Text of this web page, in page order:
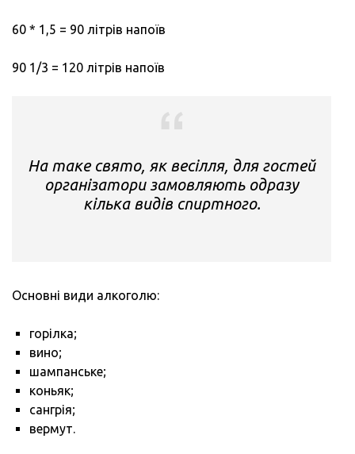
60 * 1,5 = 90 літрів напоїв
90 1/3 = 120 літрів напоїв
На таке свято, як весілля, для гостей
організатори замовляють одразу
кілька видів спиртного.
Основні види алкоголю:
горілка;
вино;
шампанське;
коньяк;
сангрія;
вермут.